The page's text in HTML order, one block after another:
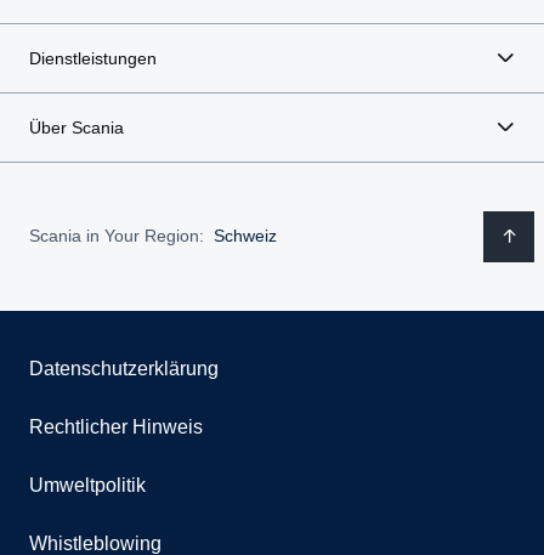
Dienstleistungen
Über Scania
Scania in Your Region: Schweiz
Datenschutzerklärung
Rechtlicher Hinweis
Umweltpolitik
Whistleblowing